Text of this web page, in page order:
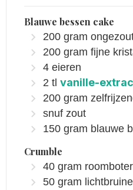
Blauwe bessen cake
200 gram
200 gram fijne
4 eieren
2 tl vanille-
200 gram
snuf zout
150 gram blauwe
Crumble
40 gram roomboter
50 gram